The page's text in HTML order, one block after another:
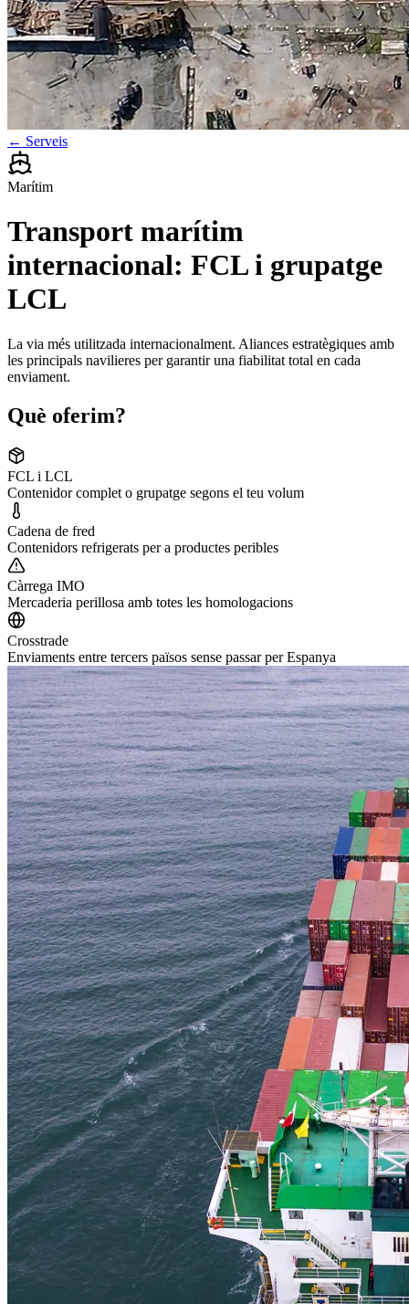
← Serveis
Marítim
Transport marítim
internacional: FCL i grupatge
LCL
La via més utilitzada internacionalment. Aliances estratègiques amb
les principals navilieres per garantir una fiabilitat total en cada
enviament.
Què oferim?
FCL i LCL
Contenidor complet o grupatge segons el teu volum
Cadena de fred
Contenidors refrigerats per a productes peribles
Càrrega IMO
Mercaderia perillosa amb totes les homologacions
Crosstrade
Enviaments entre tercers països sense passar per Espanya